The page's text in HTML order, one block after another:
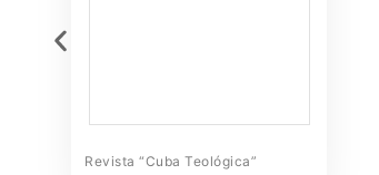
Revista “Cuba Teológica”